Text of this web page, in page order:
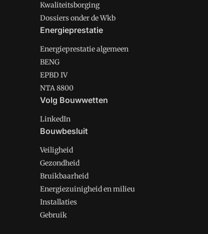
Kwaliteitsborging
Dossiers onder de Wkb
Energieprestatie
Energieprestatie algemeen
BENG
EPBD IV
NTA 8800
Volg Bouwwetten
LinkedIn
Bouwbesluit
Veiligheid
Gezondheid
Bruikbaarheid
Energiezuinigheid en milieu
Installaties
Gebruik